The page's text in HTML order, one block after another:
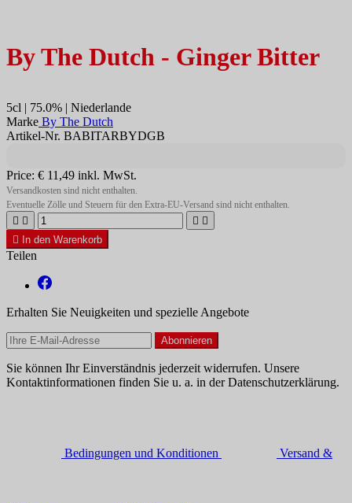
By The Dutch - Ginger Bitter
5cl | 75.0% | Niederlande
Marke By The Dutch
Artikel-Nr. BABITARBYDGB
Price: € 11,49 inkl. MwSt.
Versandkosten sind nicht enthalten.
Eventuelle Zölle und Steuern für den Extra-EU-Versand sind nicht enthalten.
   

In den Warenkorb
Teilen
Erhalten Sie Neuigkeiten und spezielle Angebote
Sie können Ihr Einverständnis jederzeit widerrufen. Unsere
Kontaktinformationen finden Sie u. a. in der Datenschutzerklärung.
Bedingungen und Konditionen Versand &